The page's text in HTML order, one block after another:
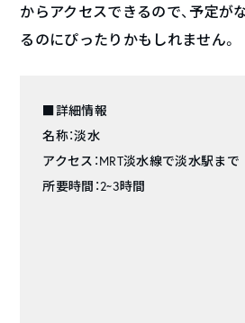
からアクセスできるので、予定が
るのにぴったりかもしれません。
■詳細情報
名称：淡水
アクセス：MRT淡水線で淡水駅まで
所要時間：2~3時間